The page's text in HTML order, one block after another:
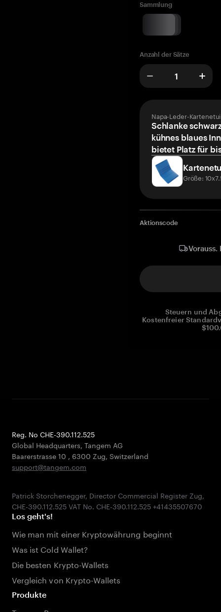
Sammlung
Anzahl der Sätze
Napa-Leder-
Schlanke
kühnes blaues
bietet Platz für
Größe:
Aktionscode
Steuern und
Kostenfreier
Reg. No CHE-390.112.525
Global Headquarters, Tangem AG
Baarerstrasse 10 , 6300 Zug, Switzerland
support@tangem.com
Patrick Storchenegger, Director Commercial Register Zug,
Los geht's!
Wie man mit einer Kryptowährung beginnt
Was ist Cold Wallet?
Die besten Krypto-Wallets
Vergleich von Krypto-Wallets
Produkte